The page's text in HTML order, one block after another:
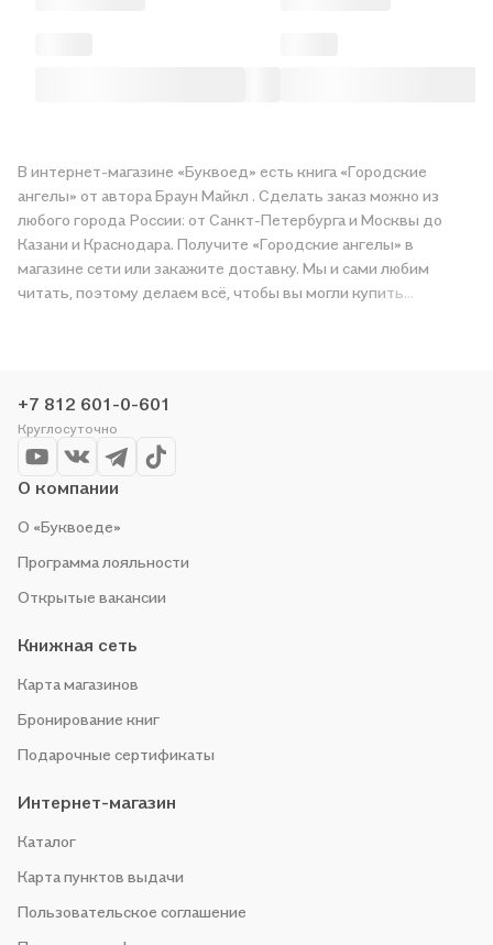
В интернет-магазине «Буквоед» есть книга «Городские
ангелы» от автора Браун Майкл . Сделать заказ можно из
любого города России: от Санкт-Петербурга и Москвы до
Казани и Краснодара. Получите «Городские ангелы» в
магазине сети или закажите доставку. Мы и сами любим
читать, поэтому делаем всё, чтобы вы могли купить
+7 812 601-0-601
Круглосуточно
О компании
О «Буквоеде»
Программа лояльности
Открытые вакансии
Книжная сеть
Карта магазинов
Бронирование книг
Подарочные сертификаты
Интернет-магазин
Каталог
Карта пунктов выдачи
Пользовательское соглашение